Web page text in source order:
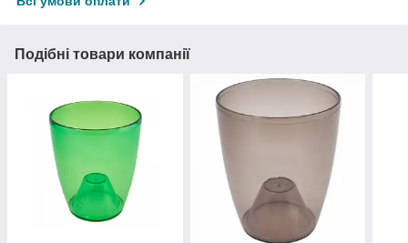
Подібні товари компанії